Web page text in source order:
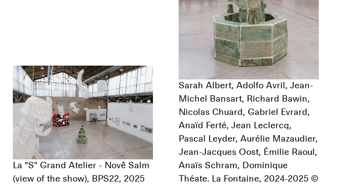
La "S" Grand Atelier - Novê Salm
(view of the show), BPS22, 2025
Sarah Albert, Adolfo Avril, Jean-
Michel Bansart, Richard Bawin,
Nicolas Chuard, Gabriel Evrard,
Anaïd Ferté, Jean Leclercq,
Pascal Leyder, Aurélie Mazaudier,
Jean-Jacques Oost, Émilie Raoul,
Anaïs Schram, Dominique
Théate. La Fontaine, 2024-2025 ©